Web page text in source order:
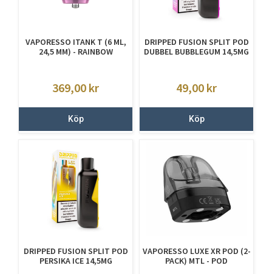
VAPORESSO ITANK T (6 ML,
24,5 MM) - RAINBOW
369,00 kr
Köp
DRIPPED FUSION SPLIT POD
DUBBEL BUBBLEGUM 14,5MG
49,00 kr
Köp
DRIPPED FUSION SPLIT POD
PERSIKA ICE 14,5MG
VAPORESSO LUXE XR POD (2-
PACK) MTL - POD